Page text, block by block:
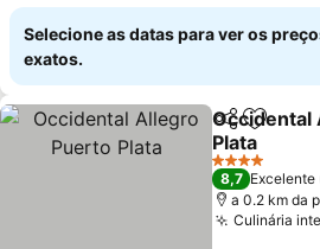
Selecione as datas para ver os
exatos.
Partilhar
Occidental
Plata
4 Estrelas
8,7 Excelente
a 0.2 km da
Culinária